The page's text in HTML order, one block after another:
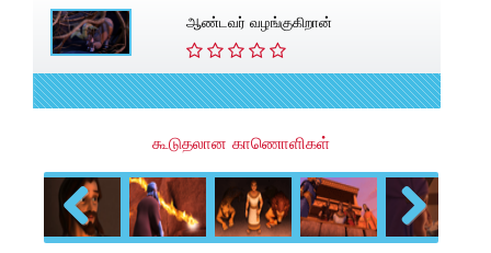
ஆண்டவர் வழங்குகிறான்
கூடுதலான காணொளிகள்
Previous Next